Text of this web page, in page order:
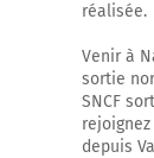
réalisée.
Venir à
sortie
SNCF
depuis